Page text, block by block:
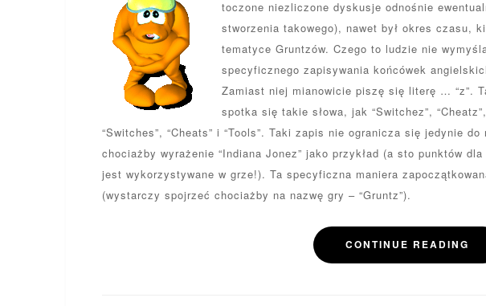
toczone niezliczone dyskusje odnośnie
stworzenia takowego), nawet był okres czasu,
tematyce Gruntzów. Czego to ludzie nie
specyficznego zapisywania końcówek
Zamiast niej mianowicie piszę się literę … “z”.
spotka się takie słowa, jak “Switchez”,
“Switches”, “Cheats” i “Tools”. Taki zapis nie ogranicza się jedynie
chociażby wyrażenie “Indiana Jonez” jako przykład (a sto punktów
jest wykorzystywane w grze!). Ta specyficzna maniera
(wystarczy spojrzeć chociażby na nazwę gry – “Gruntz”).
CONTINUE READING